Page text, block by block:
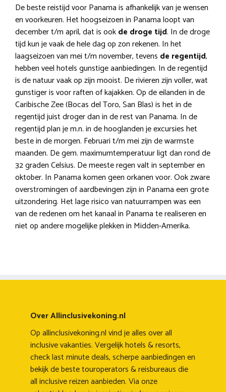
De beste reistijd voor Panama is afhankelijk van je wensen
en voorkeuren. Het hoogseizoen in Panama loopt van
december t/m april, dat is ookde droge tijd. In de droge
tijd kun je vaak de hele dag op zon rekenen. In het
laagseizoen van mei t/m november, tevens de regentijd,
hebben veel hotels gunstige aanbiedingen. In de regentijd
is de natuur vaak op zijn mooist. De rivieren zijn voller, wat
gunstiger is voor raften of kajakken. Op de eilanden in de
Caribische Zee (Bocas del Toro, San Blas) is het in de
regentijd juist droger dan in de rest van Panama. In de
regentijd plan je m.n. in de hooglanden je excursies het
beste in de morgen. Februari t/m mei zijn de warmste
maanden. De gem. maximumtemperatuur ligt dan rond de
32 graden Celsius. De meeste regen valt in september en
oktober. In Panama komen geen orkanen voor. Ook zware
overstromingen of aardbevingen zijn in Panama een grote
uitzondering. Het lage risico van natuurrampen was een
van de redenen om het kanaal in Panama te realiseren en
niet op andere mogelijke plekken in Midden-Amerika.
Over Allinclusivekoning.nl
Op allinclusivekoning.nl vind je alles over all
inclusive vakanties. Vergelijk hotels & resorts,
check last minute deals, scherpe aanbiedingen en
bekijk de beste touroperators & reisbureaus die
all inclusive reizen aanbieden. Via onze